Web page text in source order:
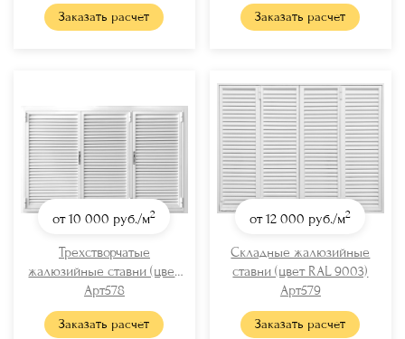
Заказать расчет Заказать расчет
от 10 000 руб./м2
Трехстворчатые
жалюзийные ставни (цвет
RAL 9003)
Арт578
Заказать расчет
от 12 000 руб./м2
Складные жалюзийные
ставни (цвет RAL 9003)
Арт579
Заказать расчет